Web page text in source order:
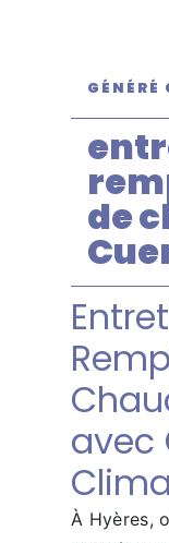
de
avec
À Hyères,